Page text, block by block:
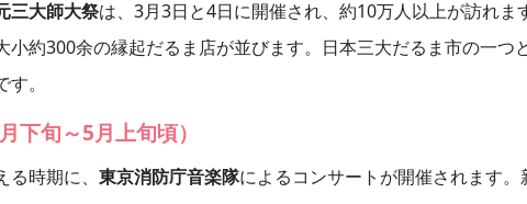
三大師大祭は、3月3日と4日に開催され、約10万人以上が訪れま
小約300余の縁起だるま店が並びます。日本三大だるま市の一つ
。
下旬～5月上旬頃）
時期に、 東京消防庁音楽隊によるコンサートが開催されます。